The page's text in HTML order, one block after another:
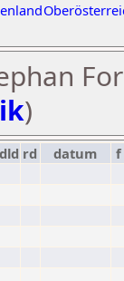
)
rd datum
f